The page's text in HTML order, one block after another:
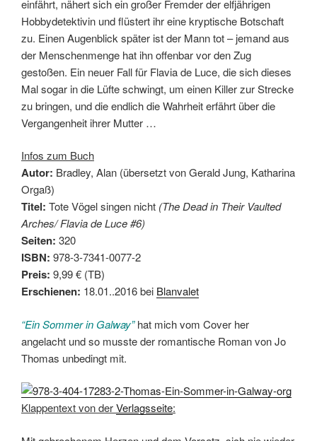
einfährt, nähert sich ein großer Fremder der elfjährigen
Hobbydetektivin und flüstert ihr eine kryptische Botschaft
zu. Einen Augenblick später ist der Mann tot – jemand aus
der Menschenmenge hat ihn offenbar vor den Zug
gestoßen. Ein neuer Fall für Flavia de Luce, die sich dieses
Mal sogar in die Lüfte schwingt, um einen Killer zur Strecke
zu bringen, und die endlich die Wahrheit erfährt über die
Vergangenheit ihrer Mutter …
Infos zum Buch
Autor: Bradley, Alan (übersetzt von Gerald Jung, Katharina
Orgaß)
Titel: Tote Vögel singen nicht (The Dead in Their Vaulted
Arches/ Flavia de Luce #6)
Seiten: 320
ISBN: 978-3-7341-0077-2
Preis: 9,99 € (TB)
Erschienen: 18.01..2016 bei Blanvalet
“Ein Sommer in Galway”hat mich vom Cover her
angelacht und so musste der romantische Roman von Jo
Thomas unbedingt mit.
Klappentext von derVerlagsseite: